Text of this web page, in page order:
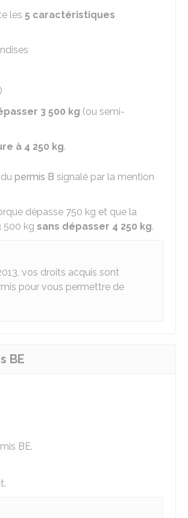
les 5 caractéristiques
3 500 kg (ou semi-
à 4 250 kg.
permis B signalé par la mention
dépasse 750 kg et que la
500 kg sans dépasser 4 250 kg.
vos droits acquis sont
pour vous permettre de
BE
BE.